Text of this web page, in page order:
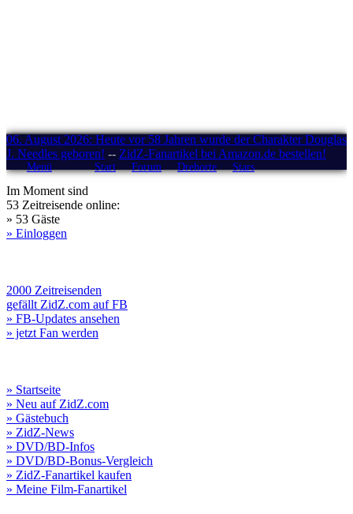
06. August 2026: Heute vor 58 Jahren wurde der Charakter Douglas
J. Needles geboren! -- ZidZ-Fanartikel bei Amazon.de bestellen!
Menü Start Forum Drehorte Stars
Im Moment sind
53 Zeitreisende online:
» 53 Gäste
» Einloggen
2000 Zeitreisenden
gefällt ZidZ.com auf FB
» FB-Updates ansehen
» jetzt Fan werden
» Startseite
» Neu auf ZidZ.com
» Gästebuch
» ZidZ-News
» DVD/BD-Infos
» DVD/BD-Bonus-Vergleich
» ZidZ-Fanartikel kaufen
» Meine Film-Fanartikel